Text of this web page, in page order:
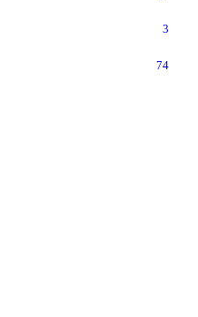
3
74